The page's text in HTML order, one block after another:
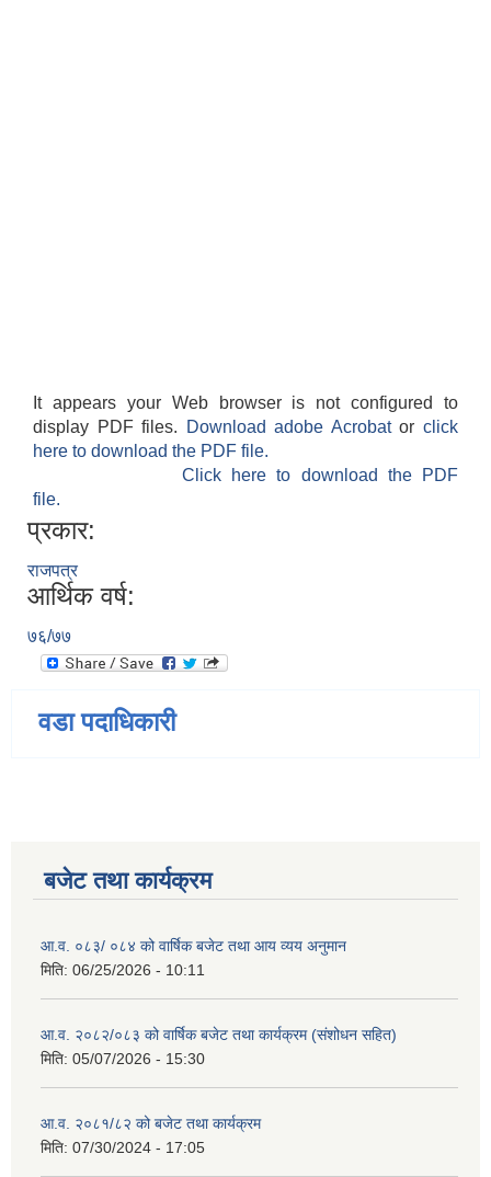
It appears your Web browser is not configured to
display PDF files.
Download adobe Acrobatorclick
here to download the PDF file.
Click here to download the PDF
file.
प्रकार:
राजपत्र
आर्थिक वर्ष:
७६/७७
वडा पदाधिकारी
बजेट तथा कार्यक्रम
आ.व. ०८३/ ०८४ को वार्षिक बजेट तथा आय व्यय अनुमान
मिति: 06/25/2026 - 10:11
आ.व. २०८२/०८३ को वार्षिक बजेट तथा कार्यक्रम (संशोधन सहित)
मिति: 05/07/2026 - 15:30
आ.व. २०८१/८२ को बजेट तथा कार्यक्रम
मिति: 07/30/2024 - 17:05